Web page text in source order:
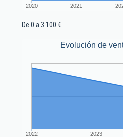
2020 2021
De 0 a 3.100 €
Evolución de
2022 2023